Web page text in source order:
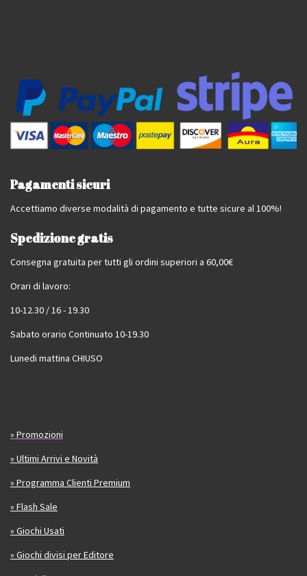
Pagamenti sicuri
Accettiamo diverse modalità di pagamento e tutte sicure al 100%!
Spedizione gratis
Consegna gratuita per tutti gli ordini superiori a 60,00€
Orari di lavoro:
10-12.30 / 16 - 19.30
Sabato orario Continuato 10-19.30
Lunedi mattina CHIUSO
» Promozioni
» Ultimi Arrivi e Novità
» Programma Clienti Premium
» Flash Sale
» Giochi Usati
» Giochi divisi per Editore